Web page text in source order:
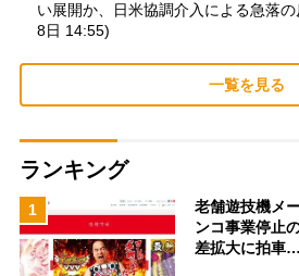
い展開か、日米協調介入による急落
8日 14:55)
一覧を見る
ランキング
1
老舗遊技機メ
ンコ事業停止
差拡大に拍車…